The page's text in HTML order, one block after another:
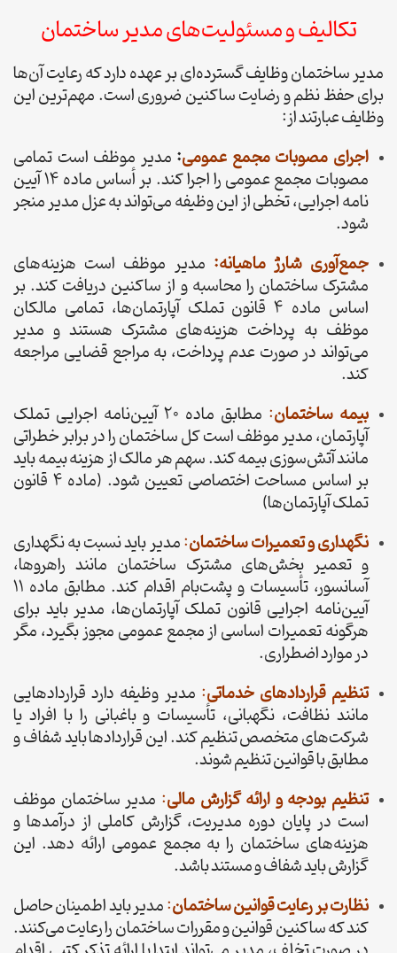
تکالیف و مسئولیت‌های مدیر ساختمان
مدیر ساختمان وظایف گسترده‌ای بر عهده دارد که رعایت آن‌ها
برای حفظ نظم و رضایت ساکنین ضروری است. مهم‌ترین این
وظایف عبارتند از:
اجرای مصوبات مجمع عمومی: مدیر موظف است تمامی
مصوبات مجمع عمومی را اجرا کند. بر أساس ماده 14 آیین
نامه اجرایی، تخطی از این وظیفه می‌تواند به عزل مدیر منجر
شود.
جمع‌آوری شارژ ماهیانه: مدیر موظف است هزینه‌های
مشترک ساختمان را محاسبه و از ساکنین دریافت کند. بر
اساس ماده 4 قانون تملک آپارتمان‌ها، تمامی مالکان
موظف به پرداخت هزینه‌های مشترک هستند و مدیر
می‌تواند در صورت عدم پرداخت، به مراجع قضایی مراجعه
کند.
بیمه ساختمان:
مطابق ماده 20 آیین‌نامه اجرایی تملک
آپارتمان، مدیر موظف است کل ساختمان را در برابر خطراتی
مانند آتش‌سوزی بیمه کند. سهم هر مالک از هزینه بیمه باید
بر اساس مساحت اختصاصی تعیین شود. (ماده 4 قانون
تملک آپارتمان‌ها)
نگهداری و تعمیرات ساختمان:مدیر باید نسبت به نگهداری
و تعمیر بخش‌های مشترک ساختمان مانند راهروها،
آسانسور، تأسیسات و پشت‌بام اقدام کند. مطابق ماده 11
آیین‌نامه اجرایی قانون تملک آپارتمان‌ها، مدیر باید برای
هرگونه تعمیرات اساسی از مجمع عمومی مجوز بگیرد، مگر
در موارد اضطراری.
تنظیم قراردادهای خدماتی: مدیر وظیفه دارد قراردادهایی
مانند نظافت، نگهبانی، تأسیسات و باغبانی را با افراد یا
شرکت‌های متخصص تنظیم کند. این قراردادها باید شفاف و
مطابق با قوانین تنظیم شوند.
تنظیم بودجه و ارائه گزارش مالی: مدیر ساختمان موظف
است در پایان دوره مدیریت، گزارش کاملی از درآمدها و
هزینه‌های ساختمان را به مجمع عمومی ارائه دهد. این
گزارش باید شفاف و مستند باشد.
نظارت بر رعایت قوانین ساختمان:مدیر باید اطمینان حاصل
کند که ساکنین قوانین و مقررات ساختمان را رعایت می‌کنند.